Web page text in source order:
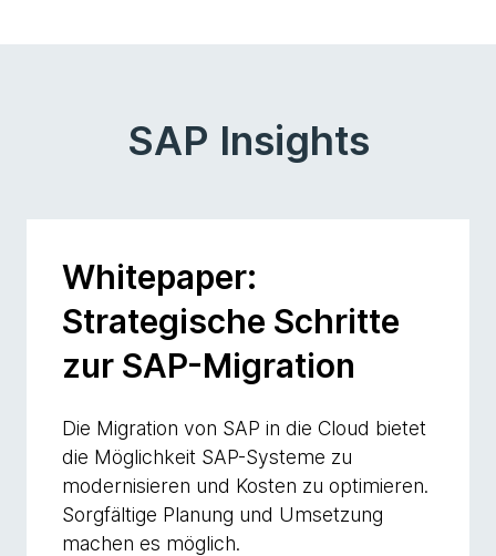
SAP Insights
Whitepaper:
Strategische Schritte
zur SAP-Migration
Die Migration von SAP in die Cloud bietet
die Möglichkeit SAP-Systeme zu
modernisieren und Kosten zu optimieren.
Sorgfältige Planung und Umsetzung
machen es möglich.